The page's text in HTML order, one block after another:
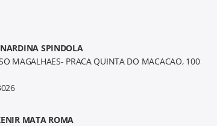
SPINDOLA
MAGALHAES- PRACA QUINTA DO MACACAO, 100
MATA ROMA